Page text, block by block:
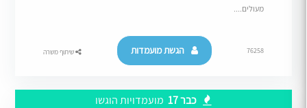
מעולים....
76258 הגשת מועמדות שיתוף משרה
כבר 17 מועמדויות הוגשו